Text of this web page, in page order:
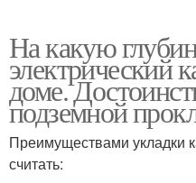
На какую
электрический
доме.
подземной
Преимуществами укладки
считать: